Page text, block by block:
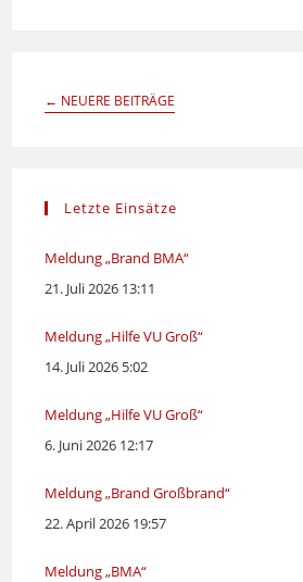
← NEUERE BEITRÄGE
Letzte Einsätze
Meldung „Brand BMA“
21. Juli 2026 13:11
Meldung „Hilfe VU Groß“
14. Juli 2026 5:02
Meldung „Hilfe VU Groß“
6. Juni 2026 12:17
Meldung „Brand Großbrand“
22. April 2026 19:57
Meldung „BMA“